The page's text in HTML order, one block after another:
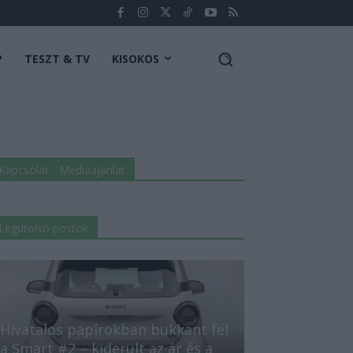
TESZT & TV KISOKOS
Kapcsolat - Médiaajánlat
Legutolsó postok
Hivatalos papírokban bukkant fel
a Smart #2 – kiderült az ár és a